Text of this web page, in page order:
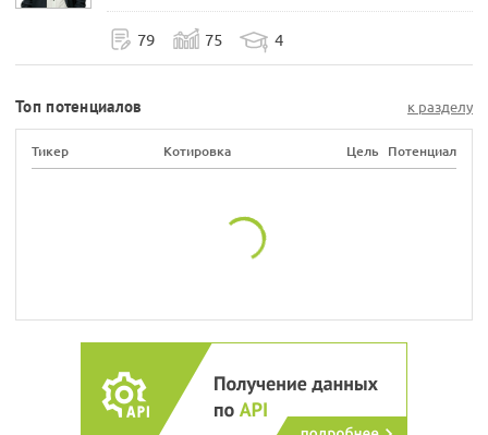
79 75 4
Топ потенциалов к разделу
Тикер Котировка Цель Потенциал